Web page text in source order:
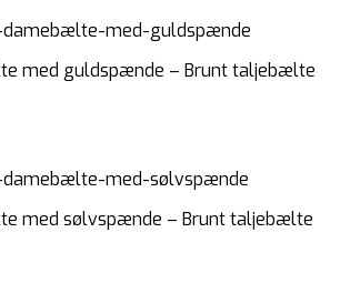
med guldspænde – Brunt taljebælte
med sølvspænde – Brunt taljebælte